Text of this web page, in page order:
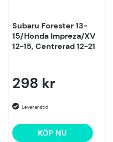
Subaru Forester 13-
15/Honda Impreza/XV
12-15, Centrerad 12-21
298 kr
KÖP NU